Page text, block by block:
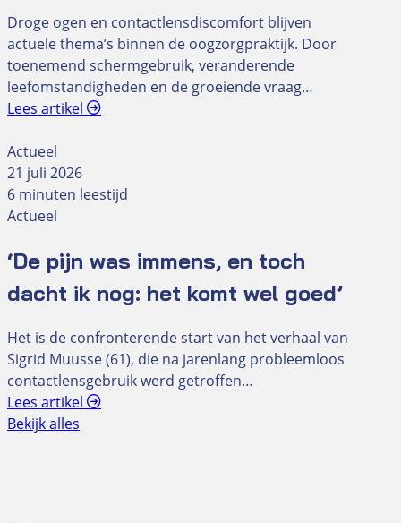
Droge ogen en contactlensdiscomfort blijven
actuele thema’s binnen de oogzorgpraktijk. Door
toenemend schermgebruik, veranderende
leefomstandigheden en de groeiende vraag…
Lees artikel
Actueel
21 juli 2026
6 minuten leestijd
Actueel
‘De pijn was immens, en toch
dacht ik nog: het komt wel goed’
Het is de confronterende start van het verhaal van
Sigrid Muusse (61), die na jarenlang probleemloos
contactlensgebruik werd getroffen…
Lees artikel
Bekijk alles